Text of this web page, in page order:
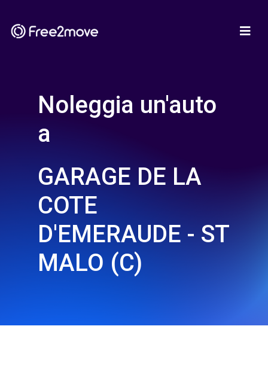
Noleggia un'auto
a
GARAGE DE LA
COTE
D'EMERAUDE - ST
MALO (C)